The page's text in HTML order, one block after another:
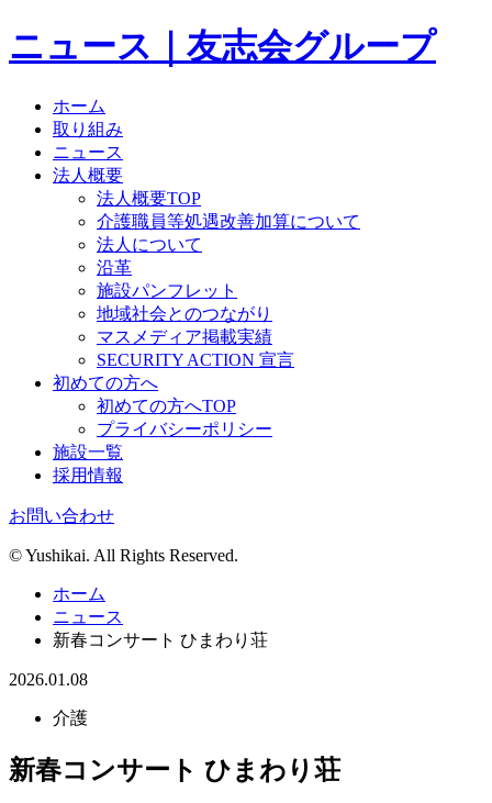
ニュース｜友志会グループ
ホーム
取り組み
ニュース
法人概要
法人概要TOP
介護職員等処遇改善加算について
法人について
沿革
施設パンフレット
地域社会とのつながり
マスメディア掲載実績
SECURITY ACTION 宣言
初めての方へ
初めての方へTOP
プライバシーポリシー
施設一覧
採用情報
お問い合わせ
© Yushikai. All Rights Reserved.
ホーム
ニュース
新春コンサート ひまわり荘
2026.01.08
介護
新春コンサート ひまわり荘